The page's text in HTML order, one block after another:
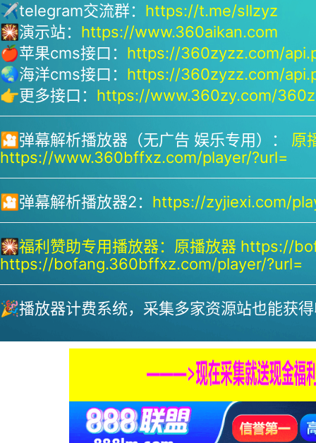
✈telegram交流群： https://t.me/sllzyz
🎇演示站： https://www.360aikan.com
🍎苹果cms接口： https://360zyzz.com/
🌏海洋cms接口： https://360zyzz.com/
👉更多接口： https://www.360zy.com/
🎦弹幕解析播放器（无广告 娱乐专用）： 原
https://www.360bffxz.com/player/?url=
🎦弹幕解析播放器2： https://zyjiexi.com/
🎇福利赞助专用播放器： 原播放器 https://
https://bofang.360bffxz.com/player/?url=
🎉播放器计费系统，采集多家资源站也能获